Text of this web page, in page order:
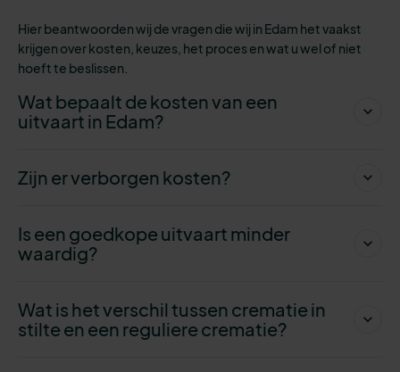
Hier beantwoorden wij de vragen die wij in Edam het vaakst
krijgen over kosten, keuzes, het proces en wat u wel of niet
hoeft te beslissen.
Wat bepaalt de kosten van een
uitvaart in Edam?
Zijn er verborgen kosten?
Is een goedkope uitvaart minder
waardig?
Wat is het verschil tussen crematie in
stilte en een reguliere crematie?